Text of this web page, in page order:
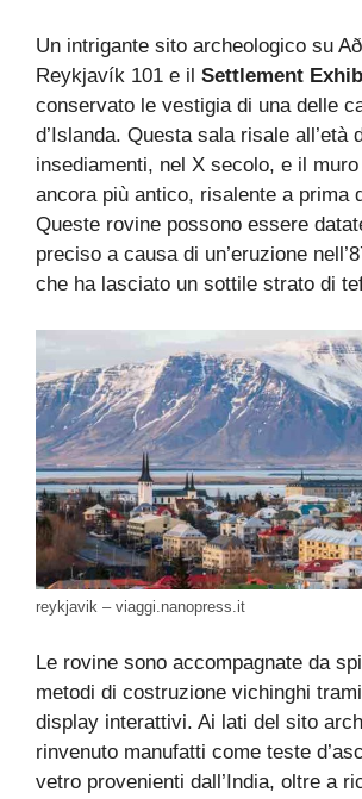
Un intrigante sito archeologico su
Reykjavík 101 e il Settlement
conservato le vestigia di una delle
d’Islanda. Questa sala risale all’età
insediamenti, nel X secolo, e il
ancora più antico, risalente a prima
Queste rovine possono essere
preciso a causa di un’eruzione
che ha lasciato un sottile strato di
reykjavik – viaggi.nanopress.it
Le rovine sono accompagnate da
metodi di costruzione vichinghi
display interattivi. Ai lati del sito
rinvenuto manufatti come teste
vetro provenienti dall’India, oltre a